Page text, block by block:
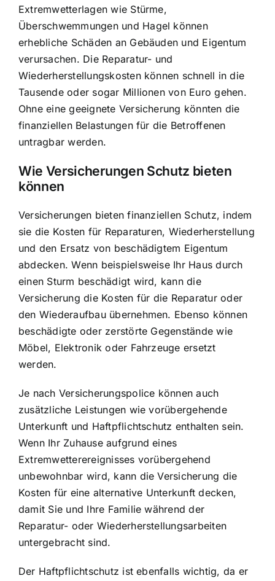
Extremwetterlagen wie Stürme,
Überschwemmungen und Hagel können
erhebliche Schäden an Gebäuden und Eigentum
verursachen. Die Reparatur- und
Wiederherstellungskosten können schnell in die
Tausende oder sogar Millionen von Euro gehen.
Ohne eine geeignete Versicherung könnten die
finanziellen Belastungen für die Betroffenen
untragbar werden.
Wie Versicherungen Schutz bieten
können
Versicherungen bieten finanziellen Schutz, indem
sie die Kosten für Reparaturen, Wiederherstellung
und den Ersatz von beschädigtem Eigentum
abdecken. Wenn beispielsweise Ihr Haus durch
einen Sturm beschädigt wird, kann die
Versicherung die Kosten für die Reparatur oder
den Wiederaufbau übernehmen. Ebenso können
beschädigte oder zerstörte Gegenstände wie
Möbel, Elektronik oder Fahrzeuge ersetzt
werden.
Je nach Versicherungspolice können auch
zusätzliche Leistungen wie vorübergehende
Unterkunft und Haftpflichtschutz enthalten sein.
Wenn Ihr Zuhause aufgrund eines
Extremwetterereignisses vorübergehend
unbewohnbar wird, kann die Versicherung die
Kosten für eine alternative Unterkunft decken,
damit Sie und Ihre Familie während der
Reparatur- oder Wiederherstellungsarbeiten
untergebracht sind.
Der Haftpflichtschutz ist ebenfalls wichtig, da er